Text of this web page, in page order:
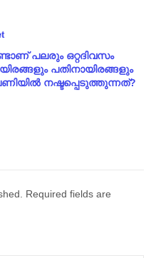
പലരും ഒറ്റദിവസം
പതിനായിരങ്ങളും
നഷ്ടപ്പെടുത്തുന്നത്?
Required fields are